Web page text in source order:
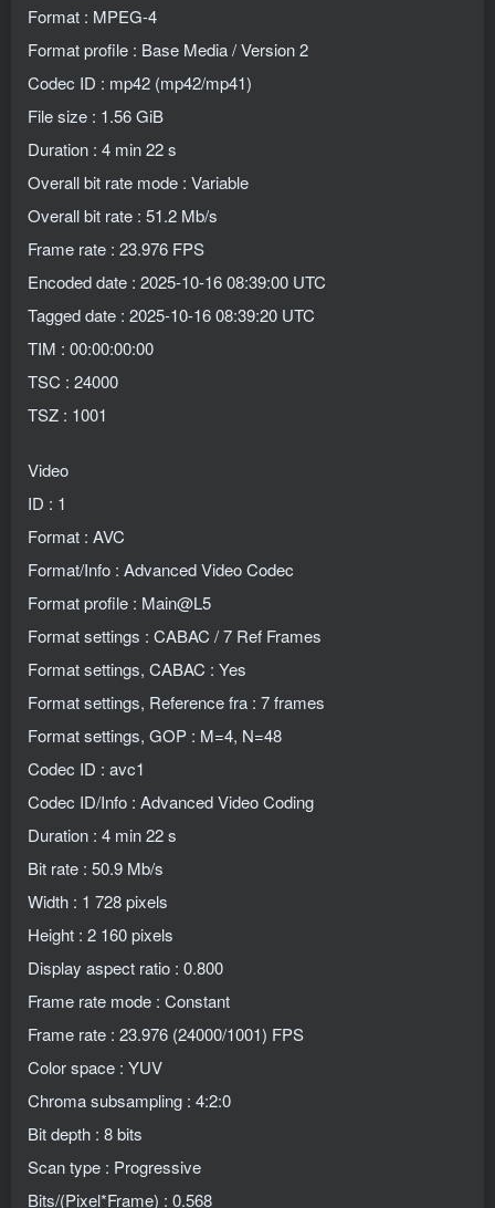
Format : MPEG-4
Format profile : Base Media / Version 2
Codec ID : mp42 (mp42/mp41)
File size : 1.56 GiB
Duration : 4 min 22 s
Overall bit rate mode : Variable
Overall bit rate : 51.2 Mb/s
Frame rate : 23.976 FPS
Encoded date : 2025-10-16 08:39:00 UTC
Tagged date : 2025-10-16 08:39:20 UTC
TIM : 00:00:00:00
TSC : 24000
TSZ : 1001
Video
ID : 1
Format : AVC
Format/Info : Advanced Video Codec
Format profile : Main@L5
Format settings : CABAC / 7 Ref Frames
Format settings, CABAC : Yes
Format settings, Reference fra : 7 frames
Format settings, GOP : M=4, N=48
Codec ID : avc1
Codec ID/Info : Advanced Video Coding
Duration : 4 min 22 s
Bit rate : 50.9 Mb/s
Width : 1 728 pixels
Height : 2 160 pixels
Display aspect ratio : 0.800
Frame rate mode : Constant
Frame rate : 23.976 (24000/1001) FPS
Color space : YUV
Chroma subsampling : 4:2:0
Bit depth : 8 bits
Scan type : Progressive
Bits/(Pixel*Frame) : 0.568